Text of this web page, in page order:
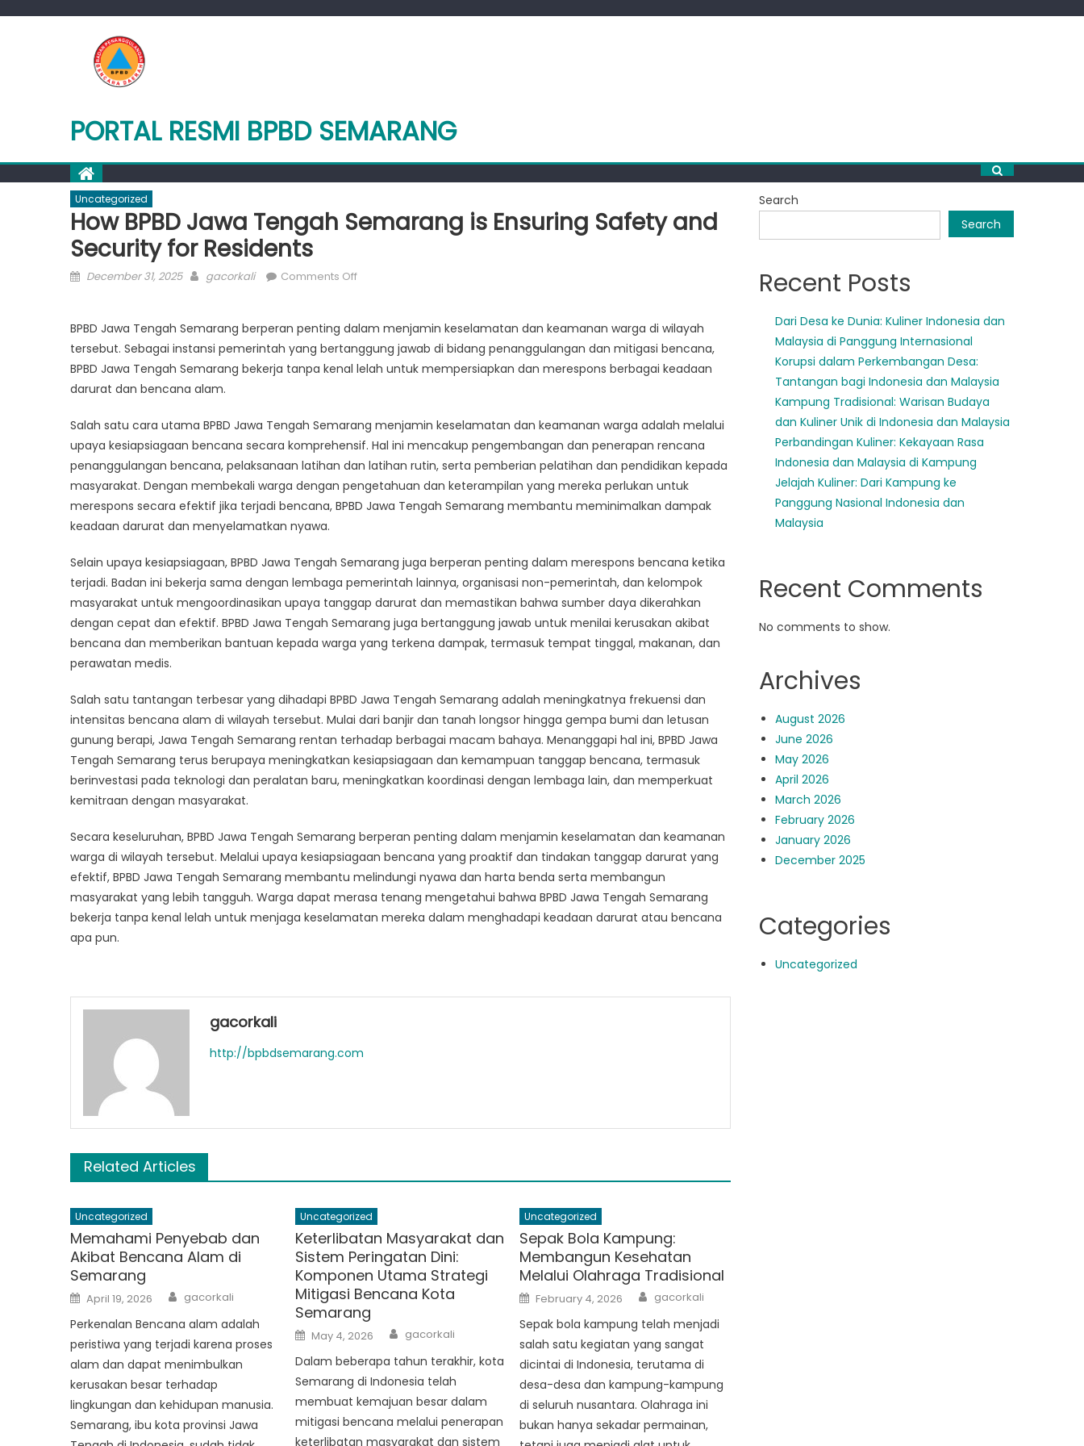
PORTAL RESMI BPBD SEMARANG
Uncategorized
How BPBD Jawa Tengah Semarang is Ensuring Safety and
Security for Residents
Posted
December 31, 2025 Author
gacorkali Comments Offon
Jawa
Tengah
Semarang
Safety
and
Security
Residents
BPBD Jawa Tengah Semarang berperan penting dalam menjamin keselamatan dan keamanan warga di wilayah
tersebut. Sebagai instansi pemerintah yang bertanggung jawab di bidang penanggulangan dan mitigasi bencana,
BPBD Jawa Tengah Semarang bekerja tanpa kenal lelah untuk mempersiapkan dan merespons berbagai keadaan
darurat dan bencana alam.
Salah satu cara utama BPBD Jawa Tengah Semarang menjamin keselamatan dan keamanan warga adalah melalui
upaya kesiapsiagaan bencana secara komprehensif. Hal ini mencakup pengembangan dan penerapan rencana
penanggulangan bencana, pelaksanaan latihan dan latihan rutin, serta pemberian pelatihan dan pendidikan kepada
masyarakat. Dengan membekali warga dengan pengetahuan dan keterampilan yang mereka perlukan untuk
merespons secara efektif jika terjadi bencana, BPBD Jawa Tengah Semarang membantu meminimalkan dampak
keadaan darurat dan menyelamatkan nyawa.
Selain upaya kesiapsiagaan, BPBD Jawa Tengah Semarang juga berperan penting dalam merespons bencana ketika
terjadi. Badan ini bekerja sama dengan lembaga pemerintah lainnya, organisasi non-pemerintah, dan kelompok
masyarakat untuk mengoordinasikan upaya tanggap darurat dan memastikan bahwa sumber daya dikerahkan
dengan cepat dan efektif. BPBD Jawa Tengah Semarang juga bertanggung jawab untuk menilai kerusakan akibat
bencana dan memberikan bantuan kepada warga yang terkena dampak, termasuk tempat tinggal, makanan, dan
perawatan medis.
Salah satu tantangan terbesar yang dihadapi BPBD Jawa Tengah Semarang adalah meningkatnya frekuensi dan
intensitas bencana alam di wilayah tersebut. Mulai dari banjir dan tanah longsor hingga gempa bumi dan letusan
gunung berapi, Jawa Tengah Semarang rentan terhadap berbagai macam bahaya. Menanggapi hal ini, BPBD Jawa
Tengah Semarang terus berupaya meningkatkan kesiapsiagaan dan kemampuan tanggap bencana, termasuk
berinvestasi pada teknologi dan peralatan baru, meningkatkan koordinasi dengan lembaga lain, dan memperkuat
kemitraan dengan masyarakat.
Secara keseluruhan, BPBD Jawa Tengah Semarang berperan penting dalam menjamin keselamatan dan keamanan
warga di wilayah tersebut. Melalui upaya kesiapsiagaan bencana yang proaktif dan tindakan tanggap darurat yang
efektif, BPBD Jawa Tengah Semarang membantu melindungi nyawa dan harta benda serta membangun
masyarakat yang lebih tangguh. Warga dapat merasa tenang mengetahui bahwa BPBD Jawa Tengah Semarang
bekerja tanpa kenal lelah untuk menjaga keselamatan mereka dalam menghadapi keadaan darurat atau bencana
apa pun.
gacorkali
http://bpbdsemarang.com
Related Articles
Uncategorized
Memahami Penyebab dan
Akibat Bencana Alam di
Semarang
Posted
on
April 19, 2026 Author
gacorkali
Perkenalan Bencana alam adalah
peristiwa yang terjadi karena proses
alam dan dapat menimbulkan
kerusakan besar terhadap
lingkungan dan kehidupan manusia.
Semarang, ibu kota provinsi Jawa
Uncategorized
Keterlibatan Masyarakat dan
Sistem Peringatan Dini:
Komponen Utama Strategi
Mitigasi Bencana Kota
Semarang
Posted
on
May 4, 2026 Author
gacorkali
Dalam beberapa tahun terakhir, kota
Semarang di Indonesia telah
membuat kemajuan besar dalam
mitigasi bencana melalui penerapan
keterlibatan masyarakat dan sistem
Uncategorized
Sepak Bola Kampung:
Membangun Kesehatan
Melalui Olahraga Tradisional
Posted
on
February 4, 2026 Author
gacorkali
Sepak bola kampung telah menjadi
salah satu kegiatan yang sangat
dicintai di Indonesia, terutama di
desa-desa dan kampung-kampung
di seluruh nusantara. Olahraga ini
bukan hanya sekadar permainan,
Search
Search
Recent Posts
Dari Desa ke Dunia: Kuliner Indonesia dan
Malaysia di Panggung Internasional
Korupsi dalam Perkembangan Desa:
Tantangan bagi Indonesia dan Malaysia
Kampung Tradisional: Warisan Budaya
dan Kuliner Unik di Indonesia dan Malaysia
Perbandingan Kuliner: Kekayaan Rasa
Indonesia dan Malaysia di Kampung
Jelajah Kuliner: Dari Kampung ke
Panggung Nasional Indonesia dan
Malaysia
Recent Comments
No comments to show.
Archives
August 2026
June 2026
May 2026
April 2026
March 2026
February 2026
January 2026
December 2025
Categories
Uncategorized